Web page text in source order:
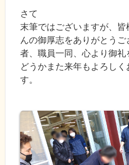
さて
末筆ではございますが、皆
んの御厚志をありがとうご
者、職員一同、心より御礼
どうかまた来年もよろしく
す。